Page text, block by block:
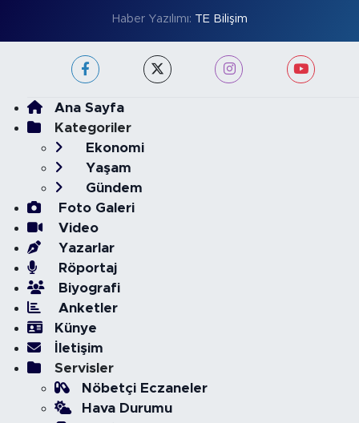
Haber Yazılımı: TE Bilişim
Ana Sayfa
Kategoriler
Ekonomi
Yaşam
Gündem
Foto Galeri
Video
Yazarlar
Röportaj
Biyografi
Anketler
Künye
İletişim
Servisler
Nöbetçi Eczaneler
Hava Durumu